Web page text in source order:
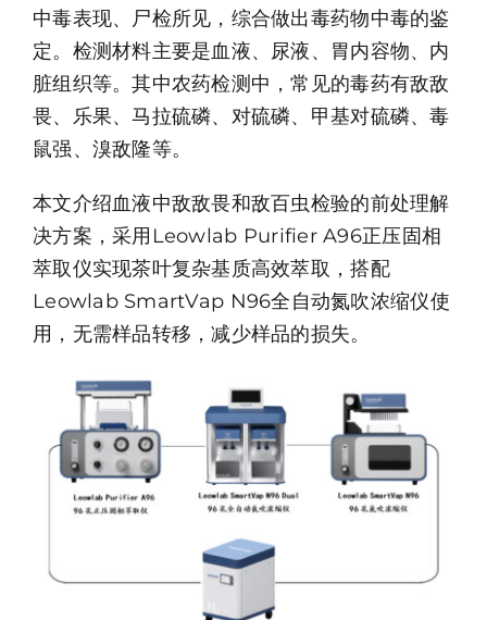
联系我们
中毒表现、尸检所见，综合做出毒药物中毒的鉴
定。检测材料主要是血液、尿液、胃内容物、内
脏组织等。其中农药检测中，常见的毒药有敌敌
畏、乐果、马拉硫磷、对硫磷、甲基对硫磷、毒
鼠强、溴敌隆等。
本文介绍血液中敌敌畏和敌百虫检验的前处理解
决方案，采用Leowlab Purifier A96正压固相
萃取仪实现茶叶复杂基质高效萃取，搭配
Leowlab SmartVap N96全自动氮吹浓缩仪使
用，无需样品转移，减少样品的损失。